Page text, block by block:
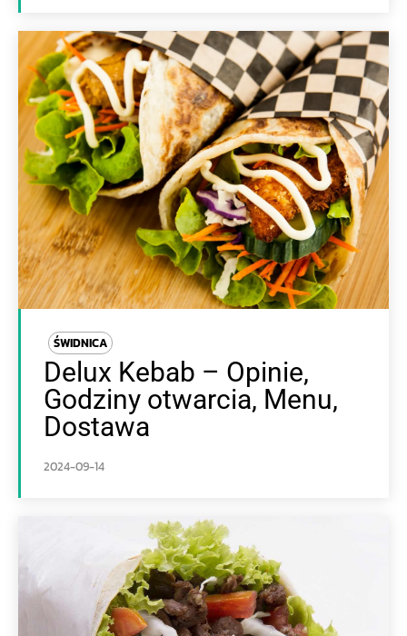
ŚWIDNICA
Delux Kebab – Opinie,
Godziny otwarcia, Menu,
Dostawa
2024-09-14